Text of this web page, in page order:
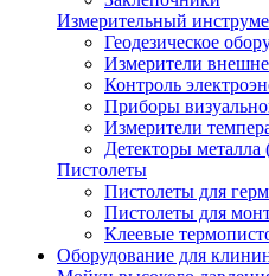
Измерительный
Геодезическое
Измерители
Контроль
Приборы
Измерители
Детекторы металла
Пистолеты
Пистолеты для
Пистолеты для
Клеевые
Оборудование для